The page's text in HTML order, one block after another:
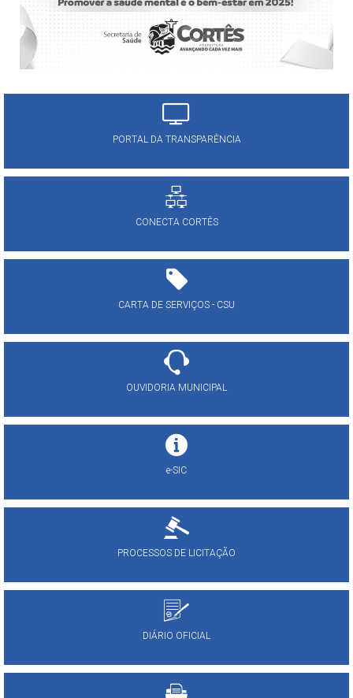
PORTAL DA TRANSPARÊNCIA
CONECTA CORTÊS
CARTA DE SERVIÇOS - CSU
OUVIDORIA MUNICIPAL
e-SIC
PROCESSOS DE LICITAÇÃO
DIÁRIO OFICIAL